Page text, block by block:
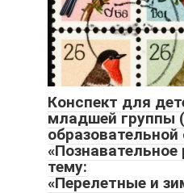
Конспект для
младшей группы
образовательной
«Познавательное
тему:
«Перелетные и